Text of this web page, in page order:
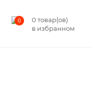
0 0 товар(ов)
в избранном